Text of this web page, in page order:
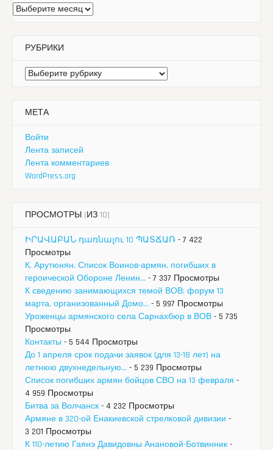
Архивы
РУБРИКИ
Рубрики
МЕТА
Войти
Лента записей
Лента комментариев
WordPress.org
ПРОСМОТРЫ (ИЗ 10)
ԻՐԱՎԱԲԱՆ դառնալու 10 ՊԱՏՃԱՌ - 7 422
Просмотры
К. Арутюнян. Список Воинов-армян, погибших в
героической Обороне Ленин... - 7 337 Просмотры
К сведению занимающихся темой ВОВ: форум 13
марта, организованный Домо... - 5 997 Просмотры
Уроженцы армянского села Сарнахбюр в ВОВ - 5 735
Просмотры
Контакты - 5 544 Просмотры
До 1 апреля срок подачи заявок (для 13-18 лет) на
летнюю двухнедельную... - 5 239 Просмотры
Список погибших армян бойцов СВО на 13 февраля -
4 959 Просмотры
Битва за Волчанск - 4 232 Просмотры
Армяне в 320-ой Енакиевской стрелковой дивизии -
3 201 Просмотры
К 110-летию Гаянэ Давидовны Анановой-Ботвинник -